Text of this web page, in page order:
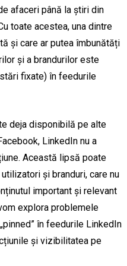
afaceri până la știri din
toate acestea, una dintre
și care ar putea îmbunătăți
și a brandurilor este
fixate) în feedurile
deja disponibilă pe alte
LinkedIn nu a
Această lipsă poate
și branduri, care nu
important și relevant
explora problemele
în feedurile LinkedIn
și vizibilitatea pe